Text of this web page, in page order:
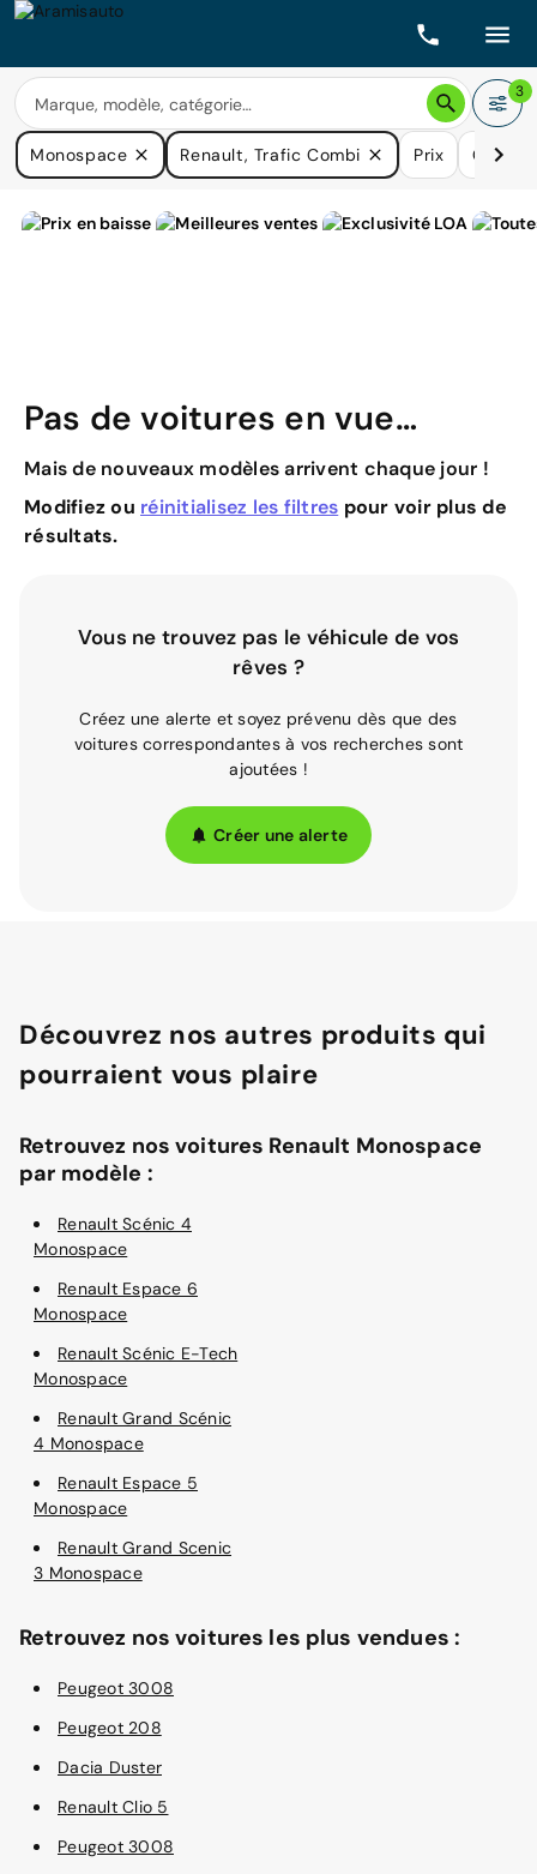
3
Monospace Renault, Trafic Combi Prix
Pas de voitures en vue…
Mais de nouveaux modèles arrivent chaque jour !
Modifiez ou réinitialisez les filtres pour voir plus de
résultats.
Vous ne trouvez pas le véhicule de vos
rêves ?
Créez une alerte et soyez prévenu dès que des
voitures correspondantes à vos recherches sont
ajoutées !
Créer une alerte
Découvrez nos autres produits qui
pourraient vous plaire
Retrouvez nos voitures Renault Monospace
par modèle :
Renault Scénic 4
Monospace
Renault Espace 6
Monospace
Renault Scénic E-Tech
Monospace
Renault Grand Scénic
4 Monospace
Renault Espace 5
Monospace
Renault Grand Scenic
3 Monospace
Retrouvez nos voitures les plus vendues :
Peugeot 3008
Peugeot 208
Dacia Duster
Renault Clio 5
Peugeot 3008